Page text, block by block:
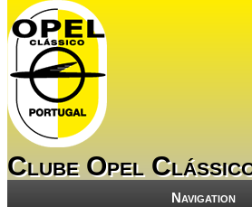
Clube Opel
Navigation